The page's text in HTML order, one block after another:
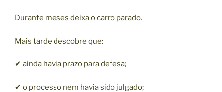
Durante meses deixa o carro parado.
Mais tarde descobre que:
✔ ainda havia prazo para defesa;
✔ o processo nem havia sido julgado;